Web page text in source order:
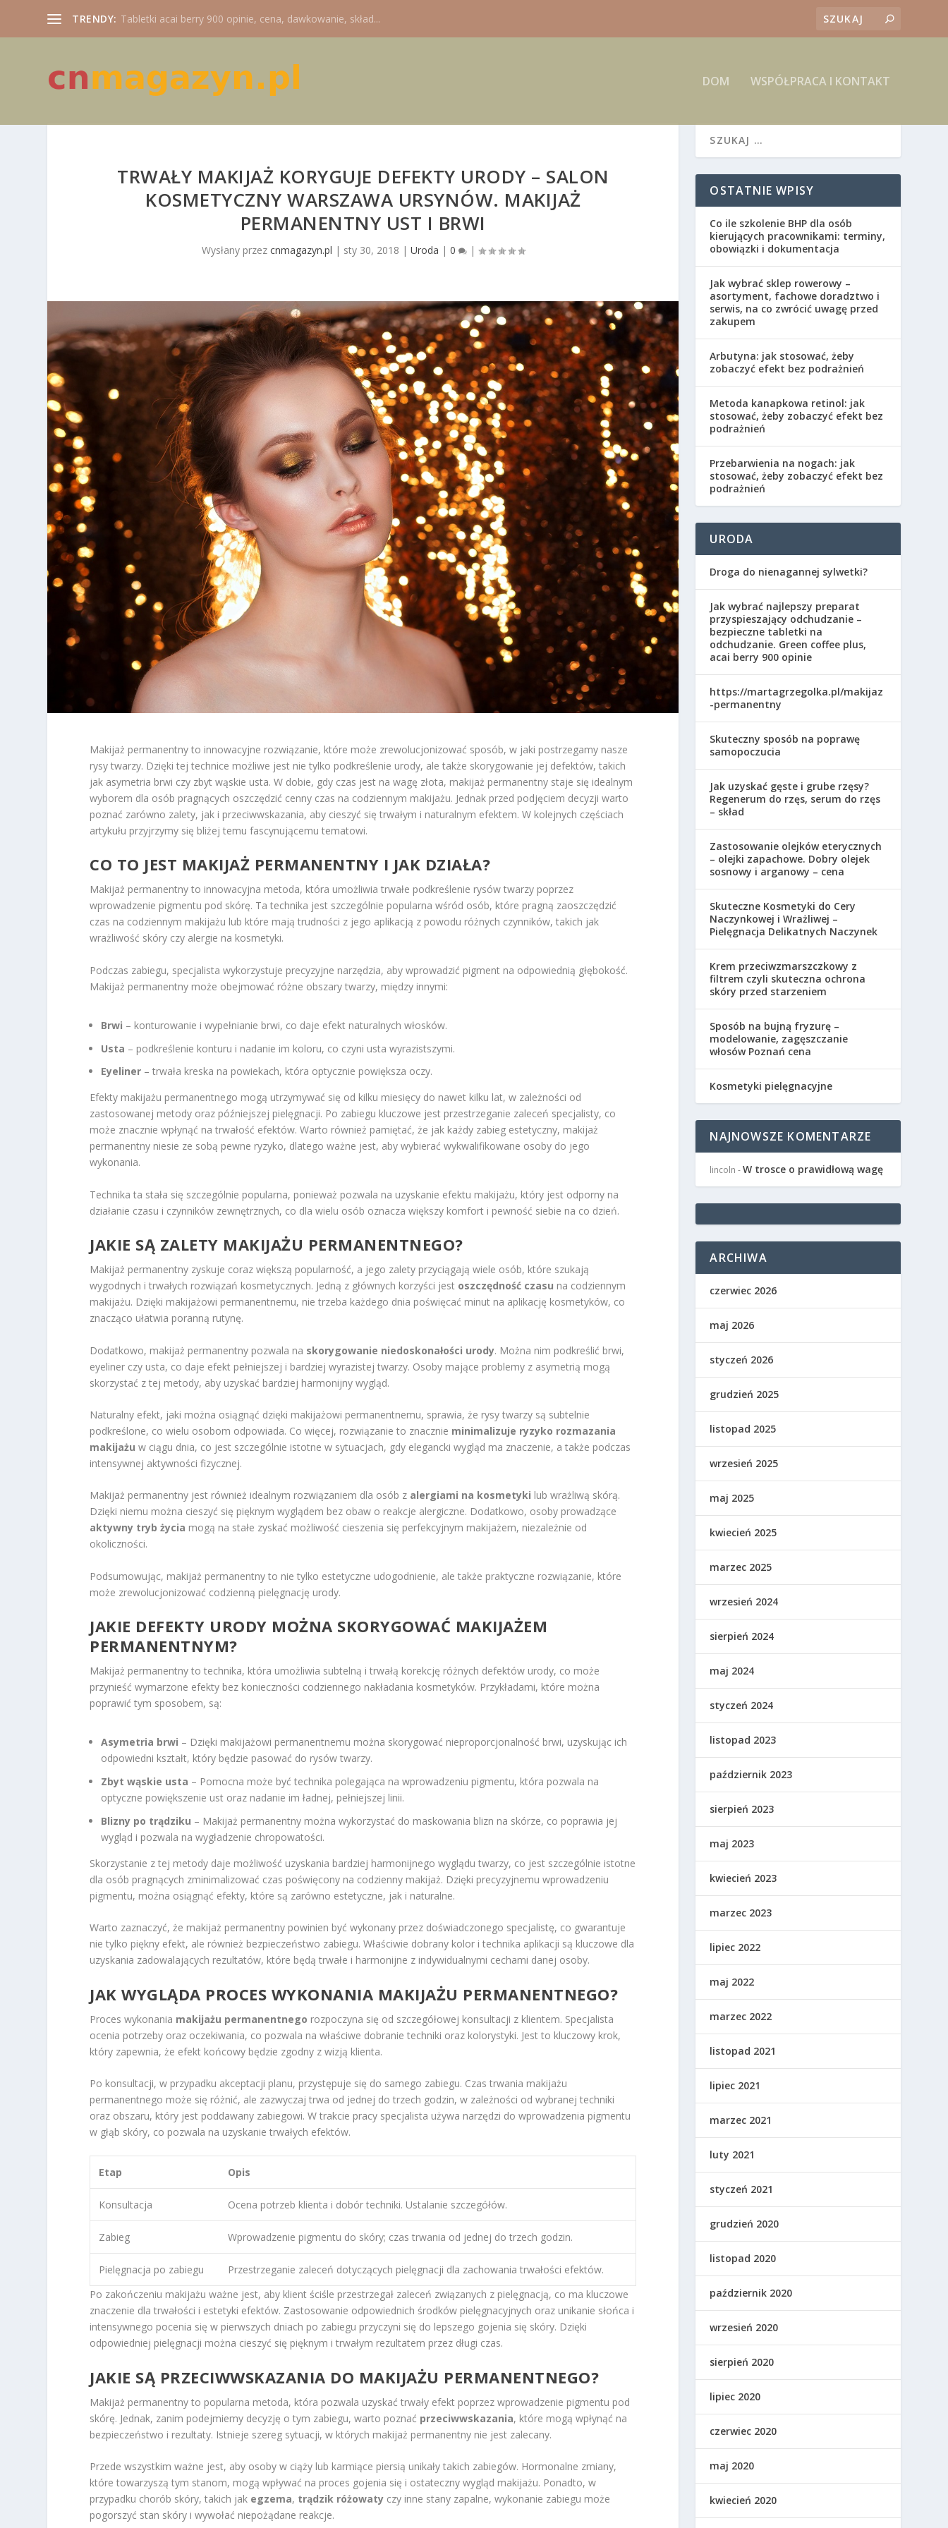
TRENDY: Tabletki acai berry 900 opinie, cena, dawkowanie, skład...
DOM WSPÓŁPRACA I KONTAKT
TRWAŁY MAKIJAŻ KORYGUJE DEFEKTY URODY – SALON
KOSMETYCZNY WARSZAWA URSYNÓW. MAKIJAŻ
PERMANENTNY UST I BRWI
Wysłany przez cnmagazyn.pl | sty 30, 2018 | Uroda | 0 |
Makijaż permanentny to innowacyjne rozwiązanie, które może zrewolucjonizować sposób, w jaki postrzegamy nasze
rysy twarzy. Dzięki tej technice możliwe jest nie tylko podkreślenie urody, ale także skorygowanie jej defektów, takich
jak asymetria brwi czy zbyt wąskie usta. W dobie, gdy czas jest na wagę złota, makijaż permanentny staje się idealnym
wyborem dla osób pragnących oszczędzić cenny czas na codziennym makijażu. Jednak przed podjęciem decyzji warto
poznać zarówno zalety, jak i przeciwwskazania, aby cieszyć się trwałym i naturalnym efektem. W kolejnych częściach
artykułu przyjrzymy się bliżej temu fascynującemu tematowi.
CO TO JEST MAKIJAŻ PERMANENTNY I JAK DZIAŁA?
Makijaż permanentny to innowacyjna metoda, która umożliwia trwałe podkreślenie rysów twarzy poprzez
wprowadzenie pigmentu pod skórę. Ta technika jest szczególnie popularna wśród osób, które pragną zaoszczędzić
czas na codziennym makijażu lub które mają trudności z jego aplikacją z powodu różnych czynników, takich jak
wrażliwość skóry czy alergie na kosmetyki.
Podczas zabiegu, specjalista wykorzystuje precyzyjne narzędzia, aby wprowadzić pigment na odpowiednią głębokość.
Makijaż permanentny może obejmować różne obszary twarzy, między innymi:
Brwi – konturowanie i wypełnianie brwi, co daje efekt naturalnych włosków.
Usta – podkreślenie konturu i nadanie im koloru, co czyni usta wyrazistszymi.
Eyeliner – trwała kreska na powiekach, która optycznie powiększa oczy.
Efekty makijażu permanentnego mogą utrzymywać się od kilku miesięcy do nawet kilku lat, w zależności od
zastosowanej metody oraz późniejszej pielęgnacji. Po zabiegu kluczowe jest przestrzeganie zaleceń specjalisty, co
może znacznie wpłynąć na trwałość efektów. Warto również pamiętać, że jak każdy zabieg estetyczny, makijaż
permanentny niesie ze sobą pewne ryzyko, dlatego ważne jest, aby wybierać wykwalifikowane osoby do jego
wykonania.
Technika ta stała się szczególnie popularna, ponieważ pozwala na uzyskanie efektu makijażu, który jest odporny na
działanie czasu i czynników zewnętrznych, co dla wielu osób oznacza większy komfort i pewność siebie na co dzień.
JAKIE SĄ ZALETY MAKIJAŻU PERMANENTNEGO?
Makijaż permanentny zyskuje coraz większą popularność, a jego zalety przyciągają wiele osób, które szukają
wygodnych i trwałych rozwiązań kosmetycznych. Jedną z głównych korzyści jest oszczędność czasu na codziennym
makijażu. Dzięki makijażowi permanentnemu, nie trzeba każdego dnia poświęcać minut na aplikację kosmetyków, co
znacząco ułatwia poranną rutynę.
Dodatkowo, makijaż permanentny pozwala na skorygowanie niedoskonałości urody. Można nim podkreślić brwi,
eyeliner czy usta, co daje efekt pełniejszej i bardziej wyrazistej twarzy. Osoby mające problemy z asymetrią mogą
skorzystać z tej metody, aby uzyskać bardziej harmonijny wygląd.
Naturalny efekt, jaki można osiągnąć dzięki makijażowi permanentnemu, sprawia, że rysy twarzy są subtelnie
podkreślone, co wielu osobom odpowiada. Co więcej, rozwiązanie to znacznie minimalizuje ryzyko rozmazania
makijażu w ciągu dnia, co jest szczególnie istotne w sytuacjach, gdy elegancki wygląd ma znaczenie, a także podczas
intensywnej aktywności fizycznej.
Makijaż permanentny jest również idealnym rozwiązaniem dla osób z alergiami na kosmetyki lub wrażliwą skórą.
Dzięki niemu można cieszyć się pięknym wyglądem bez obaw o reakcje alergiczne. Dodatkowo, osoby prowadzące
aktywny tryb życia mogą na stałe zyskać możliwość cieszenia się perfekcyjnym makijażem, niezależnie od
okoliczności.
Podsumowując, makijaż permanentny to nie tylko estetyczne udogodnienie, ale także praktyczne rozwiązanie, które
może zrewolucjonizować codzienną pielęgnację urody.
JAKIE DEFEKTY URODY MOŻNA SKORYGOWAĆ MAKIJAŻEM
PERMANENTNYM?
Makijaż permanentny to technika, która umożliwia subtelną i trwałą korekcję różnych defektów urody, co może
przynieść wymarzone efekty bez konieczności codziennego nakładania kosmetyków. Przykładami, które można
poprawić tym sposobem, są:
Asymetria brwi – Dzięki makijażowi permanentnemu można skorygować nieproporcjonalność brwi, uzyskując ich
odpowiedni kształt, który będzie pasować do rysów twarzy.
Zbyt wąskie usta – Pomocna może być technika polegająca na wprowadzeniu pigmentu, która pozwala na
optyczne powiększenie ust oraz nadanie im ładnej, pełniejszej linii.
Blizny po trądziku – Makijaż permanentny można wykorzystać do maskowania blizn na skórze, co poprawia jej
wygląd i pozwala na wygładzenie chropowatości.
Skorzystanie z tej metody daje możliwość uzyskania bardziej harmonijnego wyglądu twarzy, co jest szczególnie istotne
dla osób pragnących zminimalizować czas poświęcony na codzienny makijaż. Dzięki precyzyjnemu wprowadzeniu
pigmentu, można osiągnąć efekty, które są zarówno estetyczne, jak i naturalne.
Warto zaznaczyć, że makijaż permanentny powinien być wykonany przez doświadczonego specjalistę, co gwarantuje
nie tylko piękny efekt, ale również bezpieczeństwo zabiegu. Właściwie dobrany kolor i technika aplikacji są kluczowe dla
uzyskania zadowalających rezultatów, które będą trwałe i harmonijne z indywidualnymi cechami danej osoby.
JAK WYGLĄDA PROCES WYKONANIA MAKIJAŻU PERMANENTNEGO?
Proces wykonania makijażu permanentnego rozpoczyna się od szczegółowej konsultacji z klientem. Specjalista
ocenia potrzeby oraz oczekiwania, co pozwala na właściwe dobranie techniki oraz kolorystyki. Jest to kluczowy krok,
który zapewnia, że efekt końcowy będzie zgodny z wizją klienta.
Po konsultacji, w przypadku akceptacji planu, przystępuje się do samego zabiegu. Czas trwania makijażu
permanentnego może się różnić, ale zazwyczaj trwa od jednej do trzech godzin, w zależności od wybranej techniki
oraz obszaru, który jest poddawany zabiegowi. W trakcie pracy specjalista używa narzędzi do wprowadzenia pigmentu
w głąb skóry, co pozwala na uzyskanie trwałych efektów.
Etap Opis
Konsultacja Ocena potrzeb klienta i dobór techniki. Ustalanie szczegółów.
Zabieg Wprowadzenie pigmentu do skóry; czas trwania od jednej do trzech godzin.
Pielęgnacja po zabiegu
Przestrzeganie zaleceń dotyczących pielęgnacji dla zachowania trwałości efektów.
Po zakończeniu makijażu ważne jest, aby klient ściśle przestrzegał zaleceń związanych z pielęgnacją, co ma kluczowe
znaczenie dla trwałości i estetyki efektów. Zastosowanie odpowiednich środków pielęgnacyjnych oraz unikanie słońca i
intensywnego pocenia się w pierwszych dniach po zabiegu przyczyni się do lepszego gojenia się skóry. Dzięki
odpowiedniej pielęgnacji można cieszyć się pięknym i trwałym rezultatem przez długi czas.
JAKIE SĄ PRZECIWWSKAZANIA DO MAKIJAŻU PERMANENTNEGO?
Makijaż permanentny to popularna metoda, która pozwala uzyskać trwały efekt poprzez wprowadzenie pigmentu pod
skórę. Jednak, zanim podejmiemy decyzję o tym zabiegu, warto poznać przeciwwskazania, które mogą wpłynąć na
bezpieczeństwo i rezultaty. Istnieje szereg sytuacji, w których makijaż permanentny nie jest zalecany.
Przede wszystkim ważne jest, aby osoby w ciąży lub karmiące piersią unikały takich zabiegów. Hormonalne zmiany,
które towarzyszą tym stanom, mogą wpływać na proces gojenia się i ostateczny wygląd makijażu. Ponadto, w
przypadku chorób skóry, takich jak egzema, trądzik różowaty czy inne stany zapalne, wykonanie zabiegu może
pogorszyć stan skóry i wywołać niepożądane reakcje.
OSTATNIE WPISY
Co ile szkolenie BHP dla osób
kierujących pracownikami: terminy,
obowiązki i dokumentacja
Jak wybrać sklep rowerowy –
asortyment, fachowe doradztwo i
serwis, na co zwrócić uwagę przed
zakupem
Arbutyna: jak stosować, żeby
zobaczyć efekt bez podrażnień
Metoda kanapkowa retinol: jak
stosować, żeby zobaczyć efekt bez
podrażnień
Przebarwienia na nogach: jak
stosować, żeby zobaczyć efekt bez
podrażnień
URODA
Droga do nienagannej sylwetki?
Jak wybrać najlepszy preparat
przyspieszający odchudzanie –
bezpieczne tabletki na
odchudzanie. Green coffee plus,
acai berry 900 opinie
https://martagrzegolka.pl/makijaz
-permanentny
Skuteczny sposób na poprawę
samopoczucia
Jak uzyskać gęste i grube rzęsy?
Regenerum do rzęs, serum do rzęs
– skład
Zastosowanie olejków eterycznych
– olejki zapachowe. Dobry olejek
sosnowy i arganowy – cena
Skuteczne Kosmetyki do Cery
Naczynkowej i Wrażliwej –
Pielęgnacja Delikatnych Naczynek
Krem przeciwzmarszczkowy z
filtrem czyli skuteczna ochrona
skóry przed starzeniem
Sposób na bujną fryzurę –
modelowanie, zagęszczanie
włosów Poznań cena
Kosmetyki pielęgnacyjne
NAJNOWSZE KOMENTARZE
lincoln -W trosce o prawidłową wagę
ARCHIWA
czerwiec 2026
maj 2026
styczeń 2026
grudzień 2025
listopad 2025
wrzesień 2025
maj 2025
kwiecień 2025
marzec 2025
wrzesień 2024
sierpień 2024
maj 2024
styczeń 2024
listopad 2023
październik 2023
sierpień 2023
maj 2023
kwiecień 2023
marzec 2023
lipiec 2022
maj 2022
marzec 2022
listopad 2021
lipiec 2021
marzec 2021
luty 2021
styczeń 2021
grudzień 2020
listopad 2020
październik 2020
wrzesień 2020
sierpień 2020
lipiec 2020
czerwiec 2020
maj 2020
kwiecień 2020